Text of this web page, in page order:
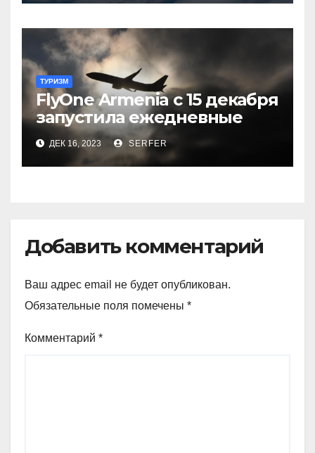
ТУРИЗМ
FlyOne Armenia с 15 декабря
запустила ежедневные
рейсы в Шереметьево
ДЕК 16, 2023 SERFER
Добавить комментарий
Ваш адрес email не будет опубликован.
Обязательные поля помечены *
Комментарий *